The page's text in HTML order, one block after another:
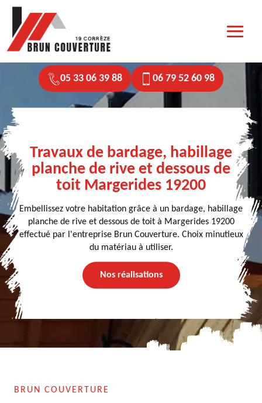
05 33 06 39 88 06 79 52 60 98
Travaux de bardage, habillage
planche de rive et dessous de
toit Margerides 19200
Embellissez votre habitation grâce à un bardage, habillage
planche de rive et dessous de toit à Margerides 19200
effectué par l'entreprise Brun Couverture. Choix minutieux
du matériau à utiliser.
Nos réalisations
BRUN COUVERTURE